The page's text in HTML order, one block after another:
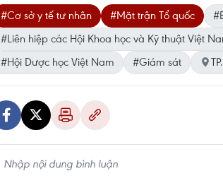
#Cơ sở y tế tư nhân #Mặt trận Tổ quốc
#Liên hiệp các Hội Khoa học và Kỹ thuật Việt
#Hội Dược học Việt Nam
#Giám sát